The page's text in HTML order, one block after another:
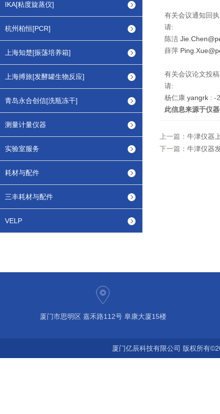
IKA[粘度旋蒸仪]
杭州柏恒[PCR]
上海知楚[振荡培养箱]
上海搏旅[发酵罐生物反应]
青岛永合创信[洗瓶冻干]
测量计量仪器
实验室服务
耗材与配件
三丰耗材与配件
VELP
有关会议通知回
请:
陈洁
薛萍
有关会议论文投
请:
杨仁康 yangrk : -
此信息来源于仪
上一篇： 牛津仪器
下一篇： 牛津仪器
厦门市思明区 嘉禾路112号 阜康大厦15楼
厦门亿辰科技有限公司 版权所有